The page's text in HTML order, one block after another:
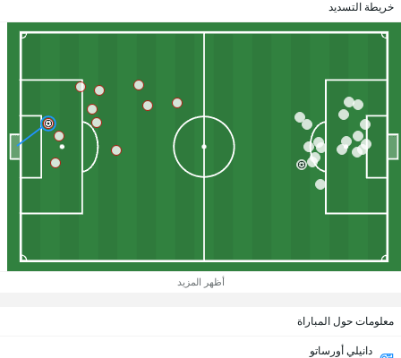
خريطة التسديد
أظهر المزيد
معلومات حول المباراة
دانيلي أورساتو